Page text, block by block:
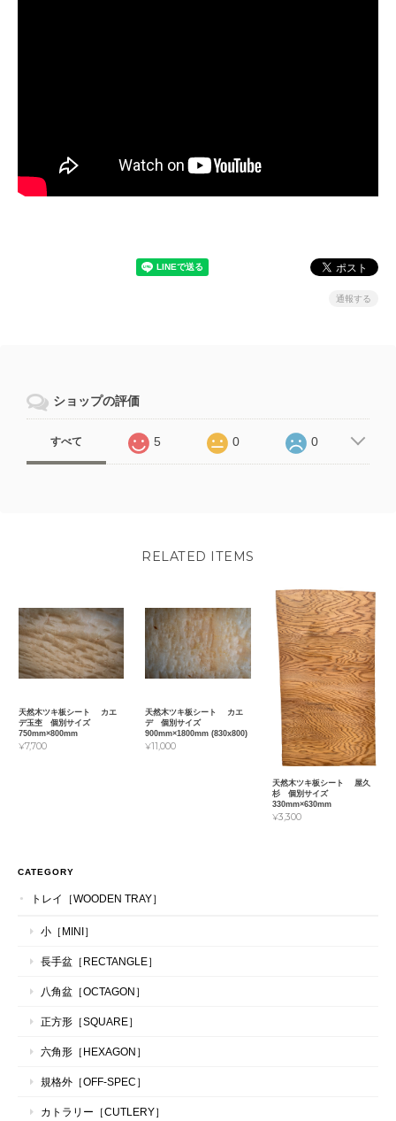
通報する
ショップの評価
すべて 5 0 0
RELATED ITEMS
天然木ツキ板シート カエ
デ玉杢 個別サイズ
750mm×800mm
¥7,700
天然木ツキ板シート カエ
デ 個別サイズ
900mm×1800mm (830x800)
¥11,000
天然木ツキ板シート 屋久
杉 個別サイズ
330mm×630mm
¥3,300
CATEGORY
トレイ［WOODEN TRAY］
小［MINI］
長手盆［RECTANGLE］
八角盆［OCTAGON］
正方形［SQUARE］
六角形［HEXAGON］
規格外［OFF-SPEC］
カトラリー［CUTLERY］